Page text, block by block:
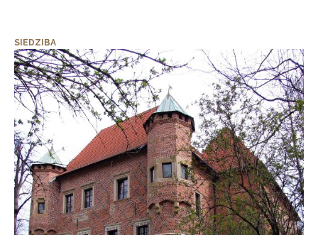
SIEDZIBA